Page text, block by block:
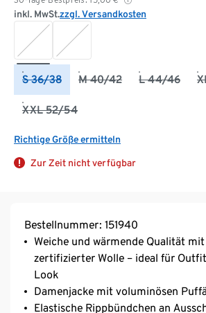
inkl. MwSt.zzgl. Versandkosten
S 36/38 M 40/42 L 44/46
XXL 52/54
Richtige Größe ermitteln
Zur Zeit nicht verfügbar
Bestellnummer: 151940
Weiche und wärmende Qualität mit
zertifizierter Wolle – ideal für
Look
Damenjacke mit voluminösen
Elastische Rippbündchen an